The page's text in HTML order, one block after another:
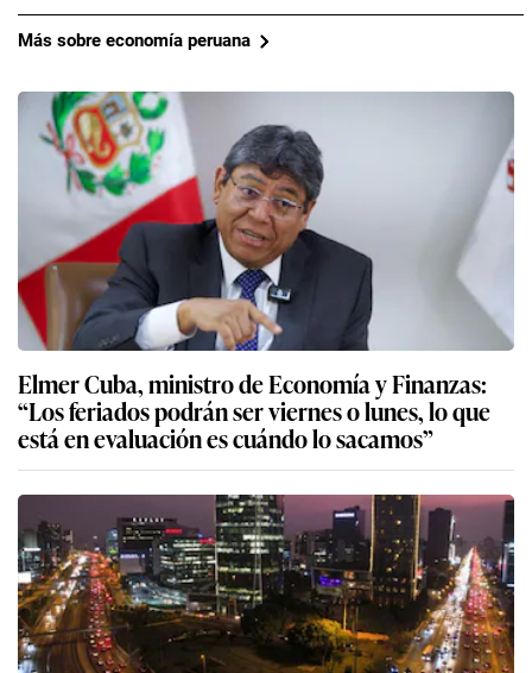
Más sobre economía peruana
Elmer Cuba, ministro de Economía y Finanzas:
“Los feriados podrán ser viernes o lunes, lo que
está en evaluación es cuándo lo sacamos”